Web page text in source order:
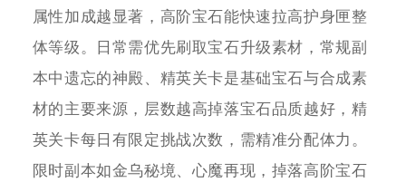
属性加成越显著，高阶宝石能快速拉高护身匣整
体等级。日常需优先刷取宝石升级素材，常规副
本中遗忘的神殿、精英关卡是基础宝石与合成素
材的主要来源，层数越高掉落宝石品质越好，精
英关卡每日有限定挑战次数，需精准分配体力。
限时副本如金乌秘境、心魔再现，掉落高阶宝石